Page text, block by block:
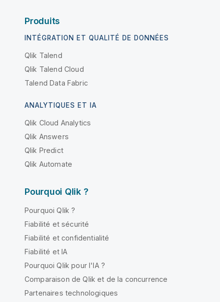
Produits
INTÉGRATION ET QUALITÉ DE DONNÉES
Qlik Talend
Qlik Talend Cloud
Talend Data Fabric
ANALYTIQUES ET IA
Qlik Cloud Analytics
Qlik Answers
Qlik Predict
Qlik Automate
Pourquoi Qlik ?
Pourquoi Qlik ?
Fiabilité et sécurité
Fiabilité et confidentialité
Fiabilité et IA
Pourquoi Qlik pour l'IA ?
Comparaison de Qlik et de la concurrence
Partenaires technologiques